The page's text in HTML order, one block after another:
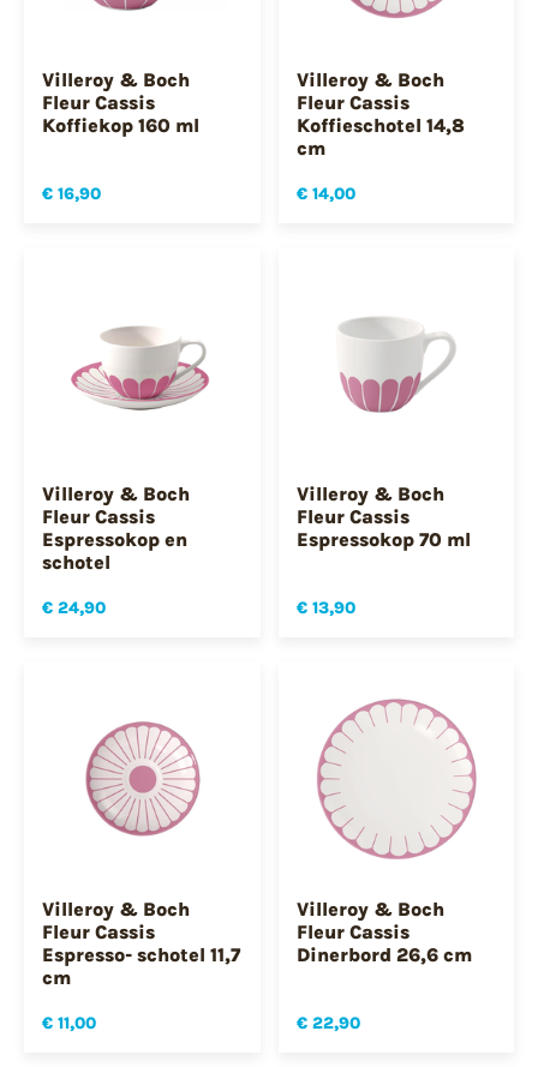
Villeroy & Boch
Fleur Cassis
Koffiekop 160 ml
€ 16,90
Villeroy & Boch
Fleur Cassis
Koffieschotel 14,8
cm
€ 14,00
Villeroy & Boch
Fleur Cassis
Espressokop en
schotel
€ 24,90
Villeroy & Boch
Fleur Cassis
Espressokop 70 ml
€ 13,90
Villeroy & Boch
Fleur Cassis
Espresso- schotel 11,7
cm
€ 11,00
Villeroy & Boch
Fleur Cassis
Dinerbord 26,6 cm
€ 22,90